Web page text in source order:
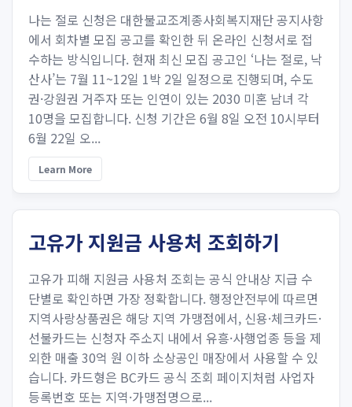
나는 절로 신청은 대한불교조계종사회복지재단 공지사항
에서 회차별 모집 공고를 확인한 뒤 온라인 신청서로 접
수하는 방식입니다. 현재 최신 모집 공고인 ‘나는 절로, 낙
산사’는 7월 11~12일 1박 2일 일정으로 진행되며, 수도
권·강원권 거주자 또는 인연이 있는 2030 미혼 남녀 각
10명을 모집합니다. 신청 기간은 6월 8일 오전 10시부터
6월 22일 오...
Learn More
고유가 지원금 사용처 조회하기
고유가 피해 지원금 사용처 조회는 공식 안내상 지급 수
단별로 확인하면 가장 정확합니다. 행정안전부에 따르면
지역사랑상품권은 해당 지역 가맹점에서, 신용·체크카드·
선불카드는 신청자 주소지 내에서 유흥·사행업종 등을 제
외한 매출 30억 원 이하 소상공인 매장에서 사용할 수 있
습니다. 카드형은 BC카드 공식 조회 페이지처럼 사업자
등록번호 또는 지역·가맹점명으로...